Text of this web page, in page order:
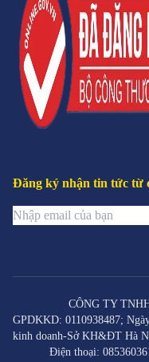
Đăng ký nhận tin tức từ
CÔNG TY
GPDKKD: 0110938487;
kinh doanh-Sở KH&ĐT Hà
Điện thoại: